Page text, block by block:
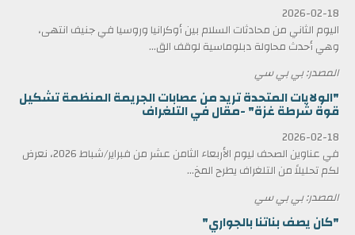
2026-02-18
اليوم الثاني من محادثات السلام بين أوكرانيا وروسيا في جنيف انتهى،
وهي أحدث محاولة دبلوماسية لوقف الق...
المصدر: بي بي سي
"الولايات المتحدة تريد من عصابات الجريمة المنظمة تشكيل
قوة شرطة غزة" -مقال في التلغراف
2026-02-18
في عناوين الصحف ليوم الأربعاء الثامن عشر من فبراير/شباط 2026، نعرض
لكم تحليلاً من التلغراف يطرح المخ...
المصدر: بي بي سي
"كان يصف بناتنا بالجواري"